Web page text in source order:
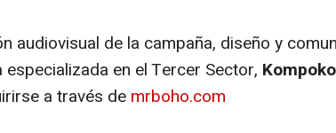
audiovisual de la campaña, diseño y
especializada en el Tercer Sector, Kompoko
a través de mrboho.com